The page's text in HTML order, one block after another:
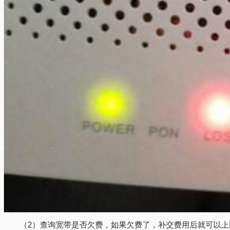
（2）查询宽带是否欠费，如果欠费了，补交费用后就可以上